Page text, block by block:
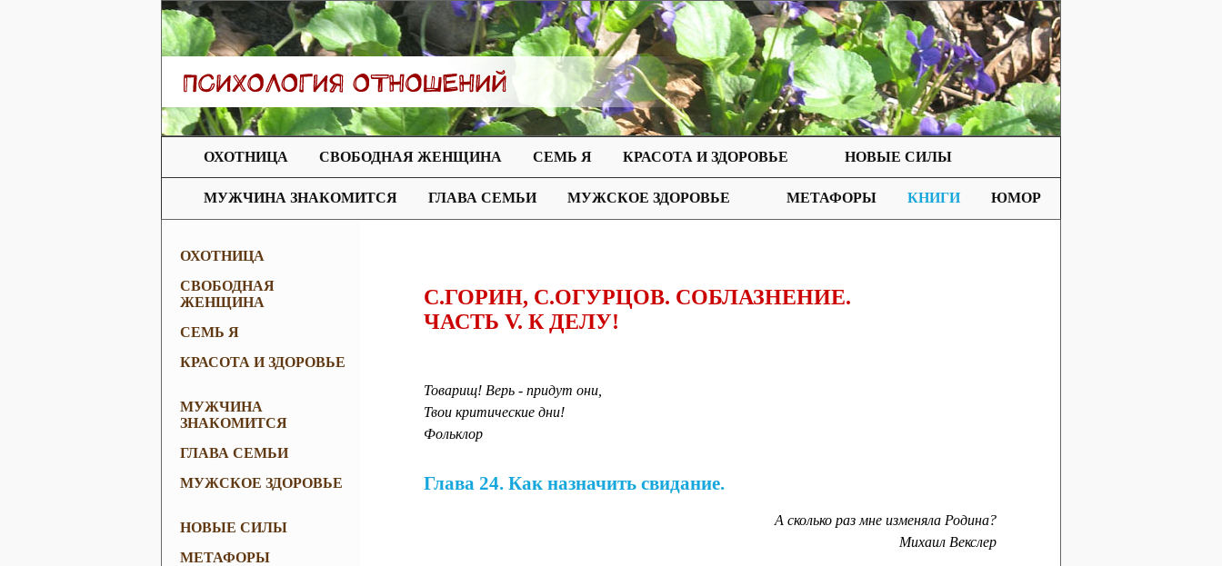
ОХОТНИЦА СВОБОДНАЯ ЖЕНЩИНА СЕМЬ Я КРАСОТА И ЗДОРОВЬЕ НОВЫЕ СИЛЫ
МУЖЧИНА ЗНАКОМИТСЯ ГЛАВА СЕМЬИ МУЖСКОЕ ЗДОРОВЬЕ МЕТАФОРЫ КНИГИ ЮМОР
ОХОТНИЦА
СВОБОДНАЯ
ЖЕНЩИНА
СЕМЬ Я
КРАСОТА И ЗДОРОВЬЕ
МУЖЧИНА
ЗНАКОМИТСЯ
ГЛАВА СЕМЬИ
МУЖСКОЕ ЗДОРОВЬЕ
НОВЫЕ СИЛЫ
МЕТАФОРЫ
С.ГОРИН, С.ОГУРЦОВ. СОБЛАЗНЕНИЕ.
ЧАСТЬ V. К ДЕЛУ!
Товарищ! Верь - придут они,
Твои критические дни!
Фольклор
Глава 24. Как назначить свидание.
А сколько раз мне изменяла Родина?
Михаил Векслер